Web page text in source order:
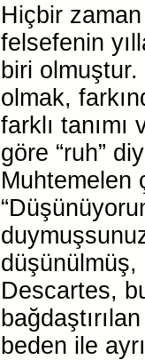
Hiçbir
felsefenin
biri
olmak,
farklı tanımı
göre “ruh”
Muhtemelen
düşünülmüş,
Descartes,
beden ile